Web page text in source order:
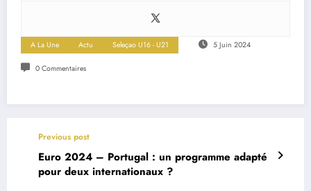
A La Une Actu Seleçao U16 - U21 5 Juin 2024
0 Commentaires
Previous post
Euro 2024 – Portugal : un programme adapté
pour deux internationaux ?